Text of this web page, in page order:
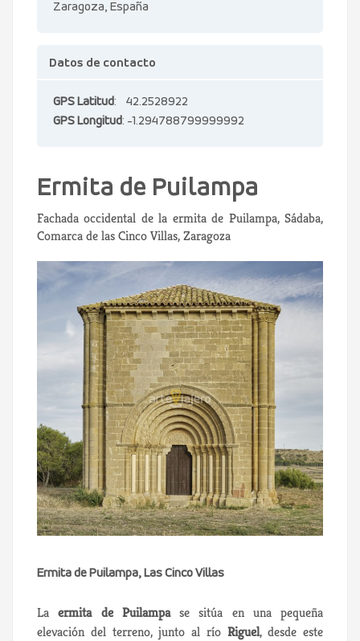
Zaragoza, España
Datos de contacto
GPS Latitud: 42.2528922
GPS Longitud: -1.294788799999992
Ermita de Puilampa
Fachada occidental de la ermita de Puilampa, Sádaba,
Comarca de las Cinco Villas, Zaragoza
Ermita de Puilampa, Las Cinco Villas
Laermita de Puilampase sitúa en una pequeña
elevación del terreno, junto al río Riguel, desde este